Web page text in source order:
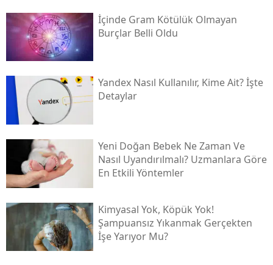
İçinde Gram Kötülük Olmayan
Burçlar Belli Oldu
Yandex Nasıl Kullanılır, Kime Ait? İşte
Detaylar
Yeni Doğan Bebek Ne Zaman Ve
Nasıl Uyandırılmalı? Uzmanlara Göre
En Etkili Yöntemler
Kimyasal Yok, Köpük Yok!
Şampuansız Yıkanmak Gerçekten
İşe Yarıyor Mu?